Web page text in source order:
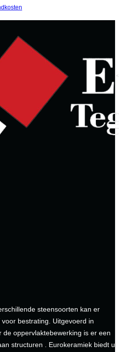
steensoorten kan er
bestrating. Uitgevoerd in
de oppervlaktebewerking is er een
structuren . Eurokeramiek biedt u